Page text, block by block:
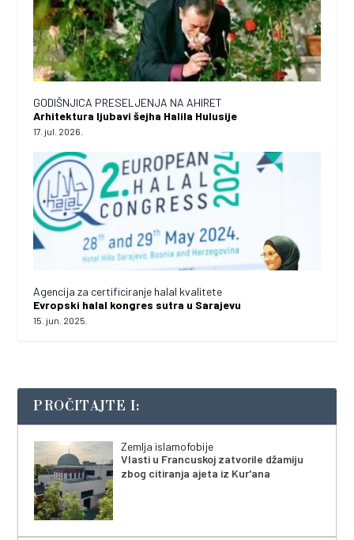
GODIŠNJICA PRESELJENJA NA AHIRET
Arhitektura ljubavi šejha Halila Hulusije
17. jul. 2026.
Agencija za certificiranje halal kvalitete
Evropski halal kongres sutra u Sarajevu
15. jun. 2025.
PROČITAJTE I:
Zemlja islamofobije
Vlasti u Francuskoj zatvorile džamiju
zbog citiranja ajeta iz Kur'ana